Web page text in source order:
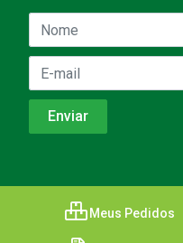
Meus Pedidos